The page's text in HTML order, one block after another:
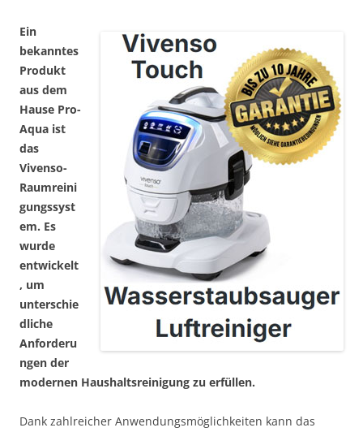
Ein
bekanntes
Produkt
aus dem
Hause Pro-
Aqua ist
das
Vivenso-
Raumreini
gungssyst
em. Es
wurde
entwickelt
, um
unterschie
dliche
Anforderu
ngen der
modernen Haushaltsreinigung zu erfüllen.
Dank zahlreicher Anwendungsmöglichkeiten kann das